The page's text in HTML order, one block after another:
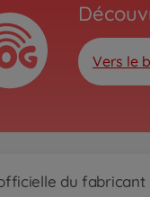
Vers le
du fabricant